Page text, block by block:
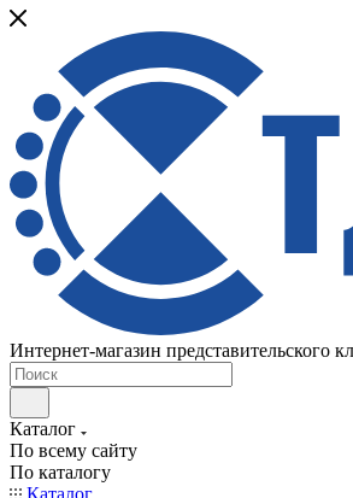
Интернет-магазин представительского
Каталог
По всему сайту
По каталогу
Каталог